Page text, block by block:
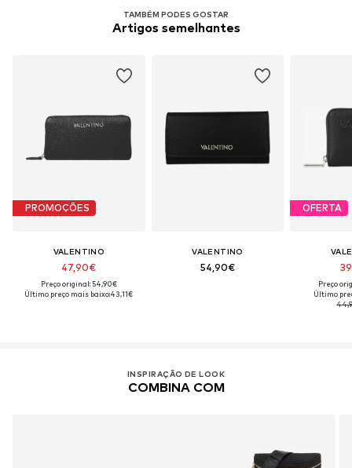
TAMBÉM PODES GOSTAR
Artigos semelhantes
PROMOÇÕES
VALENTINO
47,90€
Preço original: 54,90€
Último preço mais baixo:43,11€
VALENTINO
54,90€
OFERTA
Preço
Último
INSPIRAÇÃO DE LOOK
COMBINA COM